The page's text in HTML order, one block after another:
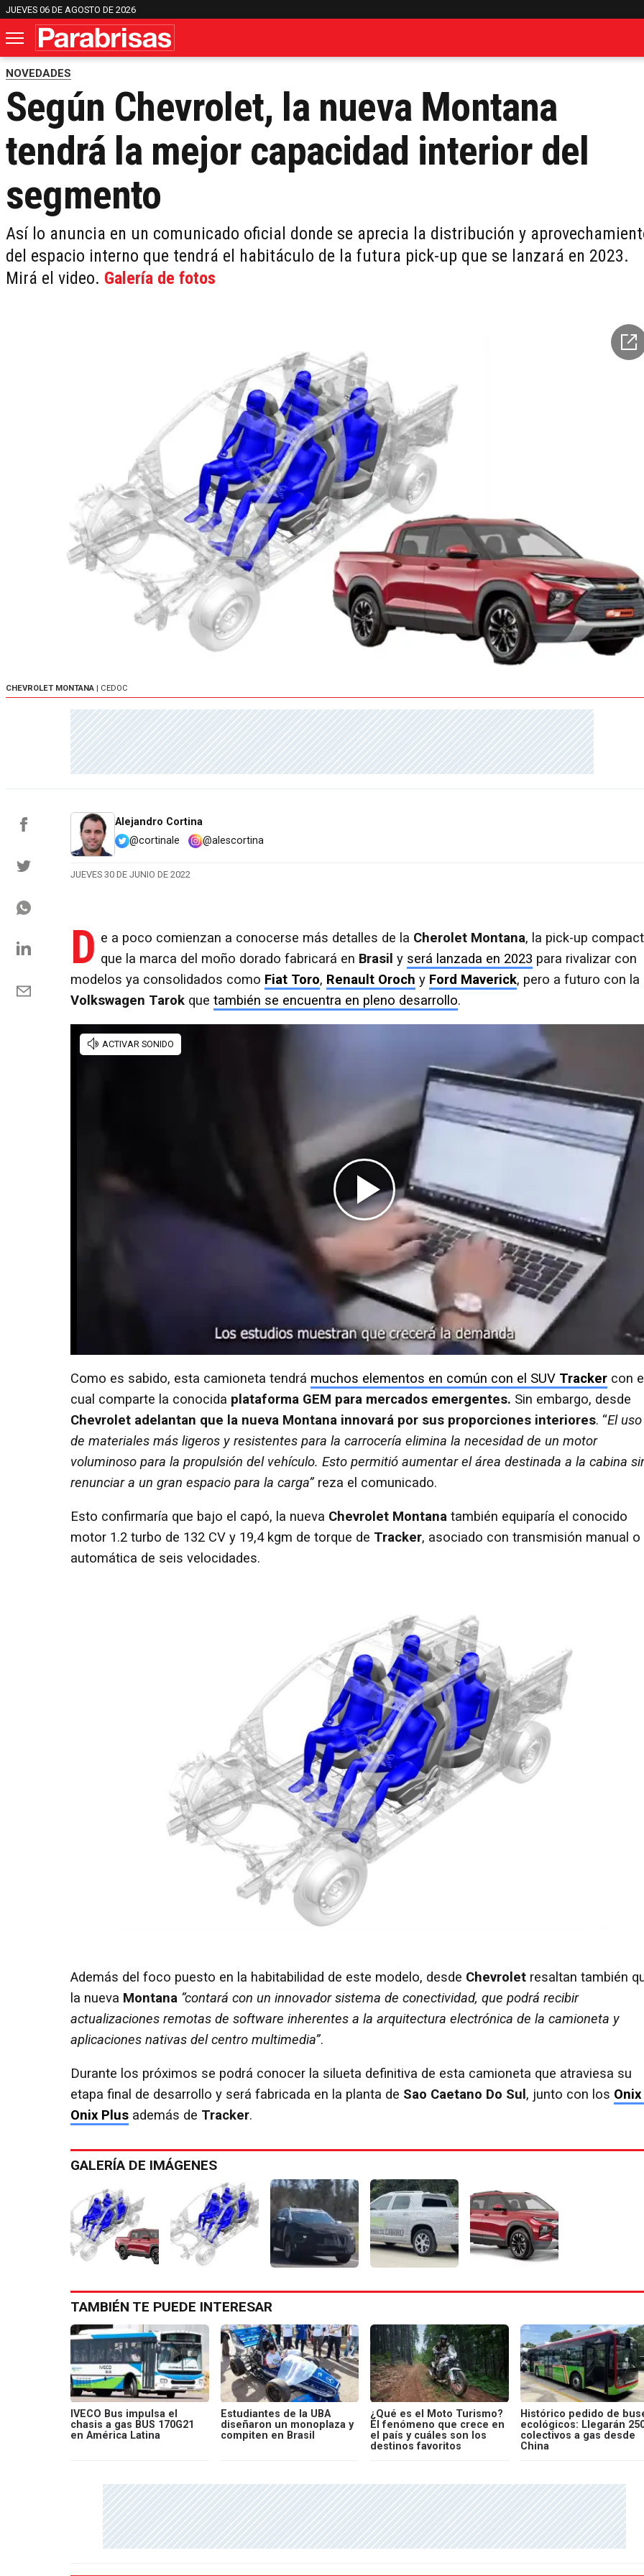
JUEVES 06 DE AGOSTO DE 2026
NOVEDADES
Según Chevrolet, la nueva Montana
tendrá la mejor capacidad interior del
segmento
Así lo anuncia en un comunicado oficial donde se aprecia la distribución y
del espacio interno que tendrá el habitáculo de la futura pick-up que se lanzará en 2023.
Mirá el video. Galería de fotos
CHEVROLET MONTANA | CEDOC
Alejandro Cortina
@cortinale
@alescortina
JUEVES 30 DE JUNIO DE 2022
D e a poco comienzan a conocerse más detalles de la Cherolet Montana, la pick-up
que la marca del moño dorado fabricará en Brasil y será lanzada en 2023 para rivalizar con
modelos ya consolidados como Fiat Toro, Renault Oroch y Ford Maverick, pero a futuro con la
Volkswagen Tarok que también se encuentra en pleno desarrollo.
Como es sabido, esta camioneta tendrá muchos elementos en común con el SUV Tracker con
cual comparte la conocida plataforma GEM para mercados emergentes. Sin embargo, desde
Chevrolet adelantan que la nueva Montana innovará por sus proporciones interiores. “El uso
de materiales más ligeros y resistentes para la carrocería elimina la necesidad de un motor
voluminoso para la propulsión del vehículo. Esto permitió aumentar el área destinada a la cabina
renunciar a un gran espacio para la carga” reza el comunicado.
Esto confirmaría que bajo el capó, la nueva Chevrolet Montana también equiparía el conocido
motor 1.2 turbo de 132 CV y 19,4 kgm de torque de Tracker, asociado con transmisión manual o
automática de seis velocidades.
Además del foco puesto en la habitabilidad de este modelo, desde Chevrolet resaltan también
la nueva Montana “contará con un innovador sistema de conectividad, que podrá recibir
actualizaciones remotas de software inherentes a la arquitectura electrónica de la camioneta y
aplicaciones nativas del centro multimedia”.
Durante los próximos se podrá conocer la silueta definitiva de esta camioneta que atraviesa su
etapa final de desarrollo y será fabricada en la planta de Sao Caetano Do Sul, junto con los Onix
Onix Plus además de Tracker.
GALERÍA DE IMÁGENES
TAMBIÉN TE PUEDE INTERESAR
IVECO Bus impulsa el
chasis a gas BUS 170G21
en América Latina
Estudiantes de la UBA
diseñaron un monoplaza y
compiten en Brasil
¿Qué es el Moto Turismo?
El fenómeno que crece en
el país y cuáles son los
destinos favoritos
Histórico pedido de
ecológicos: Llegarán
colectivos a gas desde
China